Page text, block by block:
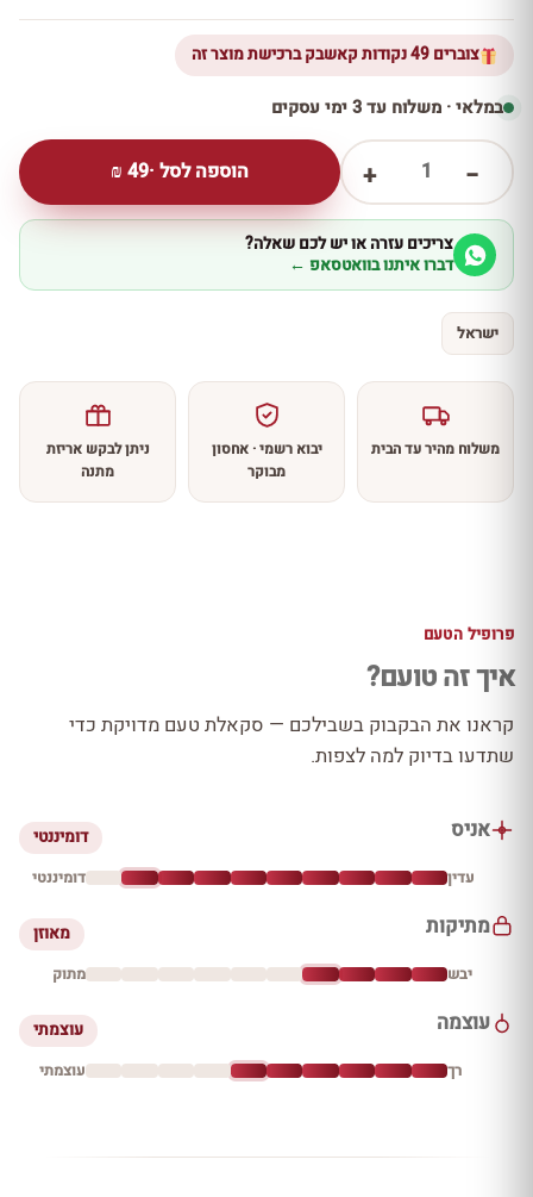
צוברים 49 נקודות קאשבק ברכישת מוצר זה
במלאי · משלוח עד 3 ימי עסקים
−
1
+ הוספה לסל ·49
₪
צריכים עזרה או יש לכם שאלה?
דברו איתנו בוואטסאפ ←
ישראל
משלוח מהיר עד הבית
יבוא רשמי · אחסון
מבוקר
ניתן לבקש אריזת
מתנה
פרופיל הטעם
איך זה טועם?
קראנו את הבקבוק בשבילכם — סקאלת טעם מדויקת כדי
שתדעו בדיוק למה לצפות.
אניס דומיננטי
עדין דומיננטי
מתיקות מאוזן
יבש מתוק
עוצמה עוצמתי
רך עוצמתי